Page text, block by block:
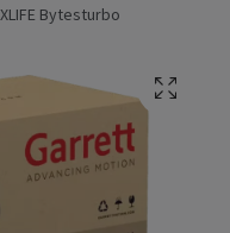
Bytesturbo